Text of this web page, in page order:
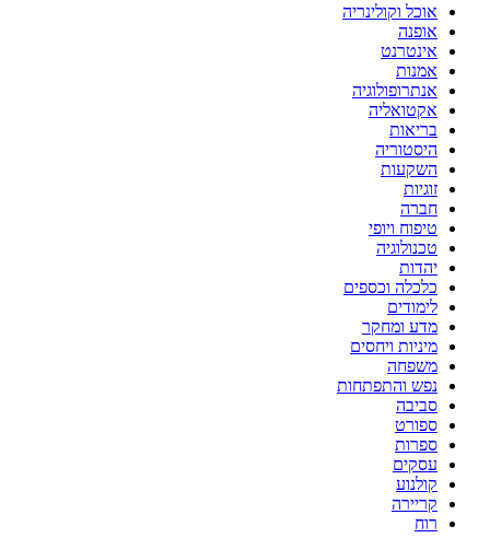
אוכל וקולינריה
אופנה
אינטרנט
אמנות
אנתרופולוגיה
אקטואליה
בריאות
היסטוריה
השקעות
זוגיות
חברה
טיפוח ויופי
טכנולוגיה
יהדות
כלכלה וכספים
לימודים
מדע ומחקר
מיניות ויחסים
משפחה
נפש והתפתחות
סביבה
ספורט
ספרות
עסקים
קולנוע
קריירה
רוח